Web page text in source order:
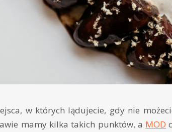
w których lądujecie, gdy nie
mamy kilka takich punktów, a MOD